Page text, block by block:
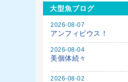
大型魚ブログ
2026-08-07
アンフィビウス！
2026-08-04
美個体続々
2026-08-02